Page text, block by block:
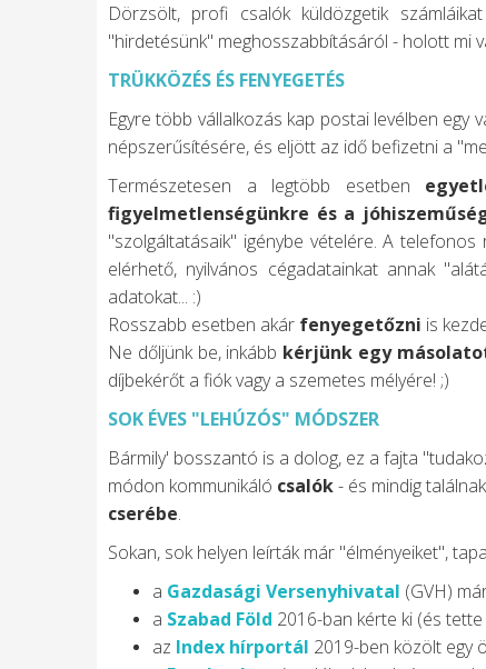
Dörzsölt, profi csalók küldözgetik
"hirdetésünk" meghosszabbításáról - holott mi
TRÜKKÖZÉS ÉS FENYEGETÉS
Egyre több vállalkozás kap postai levélben egy
népszerűsítésére, és eljött az idő befizetni a
Természetesen a legtöbb esetben
figyelmetlenségünkre és a
"szolgáltatásaik" igénybe vételére. A telefonos
elérhető, nyilvános cégadatainkat annak
adatokat... :)
Rosszabb esetben akár fenyegetőzni is
Ne dőljünk be, inkább kérjünk egy
díjbekérőt a fiók vagy a szemetes mélyére! ;)
SOK ÉVES "LEHÚZÓS" MÓDSZER
Bármily' bosszantó is a dolog, ez a fajta
módon kommunikáló csalók- és mindig
cserébe.
Sokan, sok helyen leírták már "élményeiket",
a Gazdasági Versenyhivatal (GVH)
a Szabad Föld 2016-ban kérte ki (és
az Index hírportál 2019-ben közölt egy